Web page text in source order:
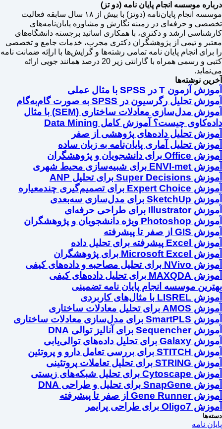
درباره موسسه انجام پایان نامه (دو تز)
موسسه انجام پایان‌نامه (دوتز) با بیش از ۱۸ سال سابقه فعالیت
تخصصی و حرفه‌ای در زمینه نگارش و مشاوره پایان‌نامه‌های
کارشناسی ارشد و دکتری، با همکاری اساتید برجسته دانشگاه‌های
معتبر و تیمی از پژوهشگران دکتری مجرب، خدمات جامع و تخصصی
را برای انجام پایان نامه تمامی رشته‌ها و گرایش‌ها با اراِئه ضمانت نامه
کتبی و رسمی همراه با گارانتی زیر 20 درصد همانند جویی ارائه
می‌نماید.
آخرین نوشته‌ها
آموزش آزمون T در SPSS با مثال عملی
آموزش تحلیل رگرسیون در SPSS به صورت گام‌به‌گام
آموزش مدل‌سازی معادلات ساختاری (SEM) با مثال
داده‌کاوی چیست؟ آموزش کامل Data Mining
آموزش تحلیل داده‌های پژوهشی از صفر
آموزش تحلیل آماری پایان‌نامه به زبان ساده
آموزش Office برای دانشجویان و پژوهشگران
آموزش ENVI-met برای شبیه‌سازی محیط شهری
آموزش Super Decisions برای تحلیل ANP
آموزش Expert Choice برای تصمیم‌گیری چندمعیاره
آموزش SketchUp برای مدل‌سازی سه‌بعدی
آموزش Illustrator برای طراحی حرفه‌ای
آموزش Photoshop ویژه دانشجویان و پژوهشگران
آموزش GIS از صفر تا پیشرفته
آموزش Excel پیشرفته برای تحلیل داده
آموزش Microsoft Excel برای پژوهشگران
آموزش NVivo برای تحلیل مصاحبه و داده‌های کیفی
آموزش MAXQDA برای تحلیل داده‌های کیفی
بهترین موسسه انجام پایان نامه تضمینی
آموزش LISREL با مثال‌های کاربردی
آموزش AMOS برای تحلیل معادلات ساختاری
آموزش SmartPLS برای مدل‌سازی معادلات ساختاری
آموزش Sequencher برای آنالیز توالی DNA
آموزش Galaxy برای تحلیل داده‌های توالی‌یابی
آموزش STITCH برای بررسی تعامل دارو و پروتئین
آموزش STRING برای تحلیل تعاملات پروتئینی
آموزش Cytoscape برای تحلیل شبکه‌های زیستی
آموزش SnapGene برای تحلیل و طراحی DNA
آموزش Gene Runner از صفر تا پیشرفته
آموزش Oligo7 برای طراحی پرایمر
دسته‌ها
پایان نامه